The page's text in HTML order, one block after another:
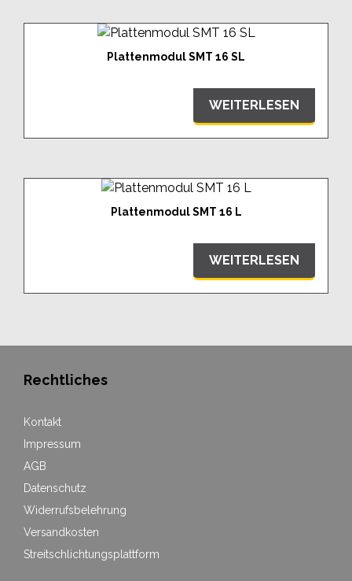
Plattenmodul SMT 16 SL
WEITERLESEN
Plattenmodul SMT 16 L
WEITERLESEN
Rechtliches
Kontakt
Impressum
AGB
Datenschutz
Widerrufsbelehrung
Versandkosten
Streitschlichtungsplattform